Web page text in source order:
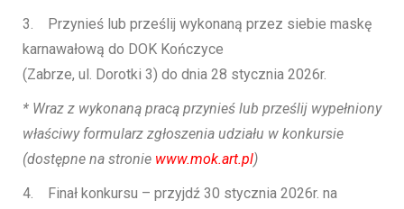
3. Przynieś lub prześlij wykonaną przez siebie maskę
karnawałową do DOK Kończyce
(Zabrze, ul. Dorotki 3) do dnia 28 stycznia 2026r.
* Wraz z wykonaną pracą przynieś lub prześlij wypełniony
właściwy formularz zgłoszenia udziału w konkursie
(dostępne na stronie www.mok.art.pl)
4. Finał konkursu – przyjdź 30 stycznia 2026r. na